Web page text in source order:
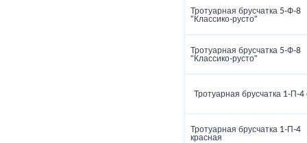
Тротуарная брусчатка 5‑Ф‑8
"Классико‑русто"
Тротуарная брусчатка 5‑Ф‑8
"Классико‑русто"
Тротуарная брусчатка
Тротуарная брусчатка 1‑П‑4
красная